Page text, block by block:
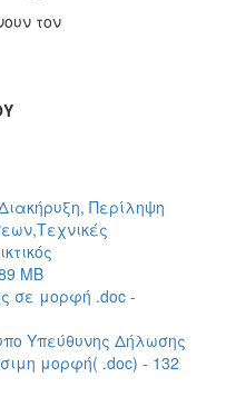
τον
Περίληψη
MB
σε μορφή .doc -
Υπεύθυνης Δήλωσης
μορφή( .doc) - 132